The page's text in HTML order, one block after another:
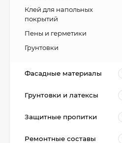
Клей для напольных
покрытий
Пены и герметики
Грунтовки
Фасадные материалы
Грунтовки и латексы
Защитные пропитки
Ремонтные составы